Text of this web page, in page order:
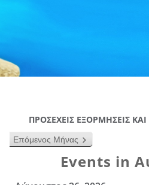
ΠΡΟΣΕΧΕΙΣ ΕΞΟΡΜΗΣΕΙΣ
Επόμενος Μήνας
Events in